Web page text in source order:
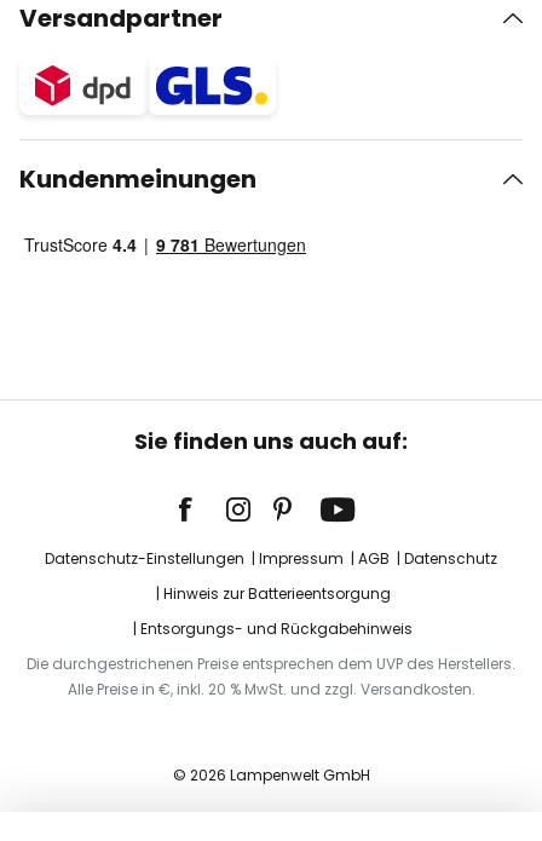
Versandpartner
Kundenmeinungen
Sie finden uns auch auf:
Datenschutz-Einstellungen Impressum AGB
Datenschutz
Hinweis zur Batterieentsorgung
Entsorgungs- und Rückgabehinweis
Die durchgestrichenen Preise entsprechen dem UVP des Herstellers.
Alle Preise in €, inkl. 20 % MwSt. und zzgl. Versandkosten.
© 2026 Lampenwelt GmbH